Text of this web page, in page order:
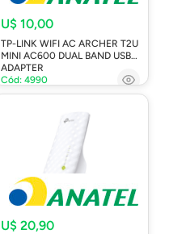
U$ 10,00
TP-LINK WIFI AC ARCHER T2U
MINI AC600 DUAL BAND USB
ADAPTER
Cód: 4990
U$ 20,90